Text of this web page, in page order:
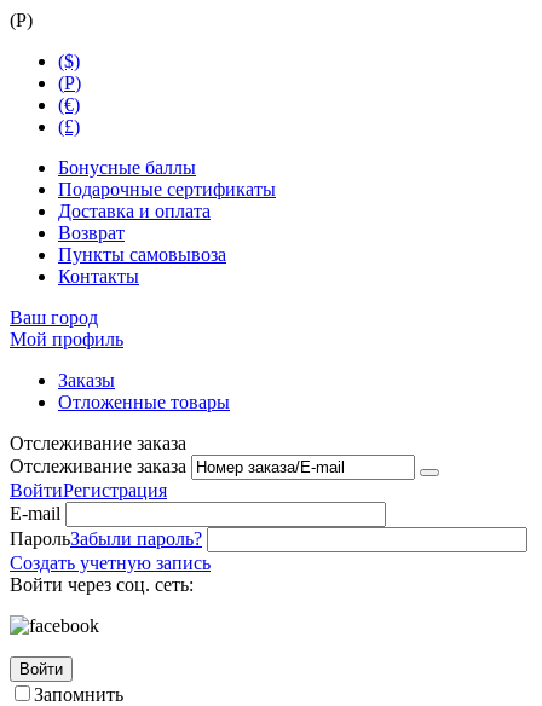
(Р)
($)
(Р)
(€)
(£)
Бонусные баллы
Подарочные сертификаты
Доставка и оплата
Возврат
Пункты самовывоза
Контакты
Ваш город
Мой профиль
Заказы
Отложенные товары
Отслеживание заказа
Отслеживание заказа
ВойтиРегистрация
E-mail
ПарольЗабыли пароль?
Создать учетную запись
Войти через соц. сеть:
Войти
Запомнить